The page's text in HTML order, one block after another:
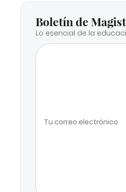
Boletín de
Lo esencial de la